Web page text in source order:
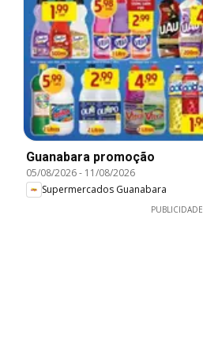
Guanabara promoção
05/08/2026- 11/08/2026
Supermercados Guanabara
PUBLICIDADE